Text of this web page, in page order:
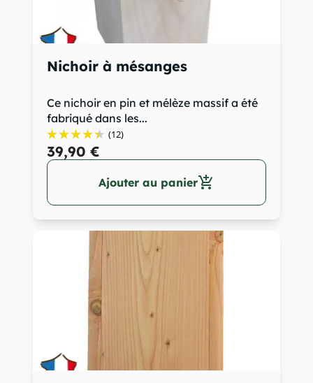
Nichoir à mésanges
Ce nichoir en pin et mélèze massif a été
fabriqué dans les...
(12)
39,90 €
Ajouter au panieradd_shopping_cart